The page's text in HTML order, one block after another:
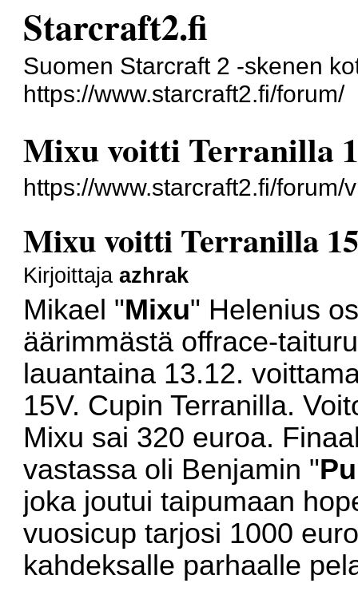
Starcraft2.fi
Suomen Starcraft 2 -skenen
https://www.starcraft2.fi/forum/
Mixu voitti Terranilla
https://www.starcraft2.fi/
Mixu voitti Terranilla
Kirjoittajaazhrak
Mikael "Mixu" Helenius
äärimmästä offrace-
lauantaina 13.12.
15V. Cupin Terranilla.
Mixu sai 320 euroa.
vastassa oli Benjamin "
joka joutui taipumaan
vuosicup tarjosi 1000
kahdeksalle parhaalle